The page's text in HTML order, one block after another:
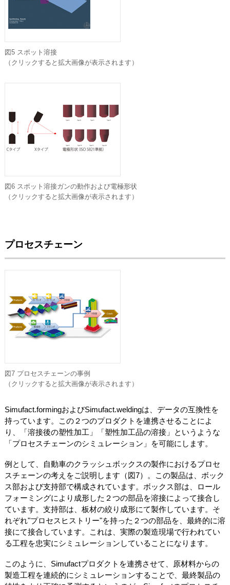
図5 スポット溶接
（クリックすると拡大画像が表示されます）
図6 スポット溶接ガンの動作および電極形状
（クリックすると拡大画像が表示されます）
プロセスチェーン
図7 プロセスチェーンの事例
（クリックすると拡大画像が表示されます）
Simufact.formingおよびSimufact.weldingは、データの互換性を
持っています。この２つのプロダクトを連携させることによ
り、「溶接後の塑性加工」「塑性加工品の溶接」というような
「プロセスチェーンのシミュレーション」を可能にします。
例として、自動車のクラッシュボックスの製作におけるプロセ
スチェーンの考えをご説明します（図7）。この製品は、ボック
ス部および支持部で構成されています。ボックス部は、ロール
フォーミングにより成形した２つの部品を溶接によって接合し
ています。支持部は、板材の絞り成形にて製作しています。そ
れぞれ"プロセスヒストリー"を持った２つの部品を、最終的に溶
接にて接合しています。これは、実際の製造現場で行われてい
る工程を忠実にシミュレーションしていることになります。
このように、Simufactプロダクトを連携させて、原材料からの
製造工程を連続的にシミュレーションすることで、最終製品の